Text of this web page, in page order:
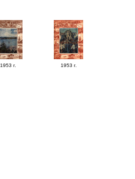
1953 г. 1953 г.